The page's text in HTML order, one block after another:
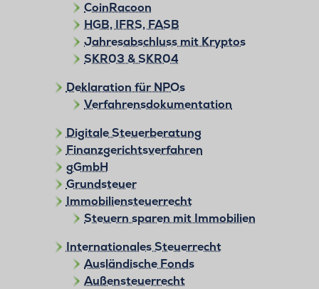
CoinRacoon
HGB, IFRS, FASB
Jahresabschluss mit Kryptos
SKR03 & SKR04
Deklaration für NPOs
Verfahrensdokumentation
Digitale Steuerberatung
Finanzgerichtsverfahren
gGmbH
Grundsteuer
Immobiliensteuerrecht
Steuern sparen mit Immobilien
Internationales Steuerrecht
Ausländische Fonds
Außensteuerrecht